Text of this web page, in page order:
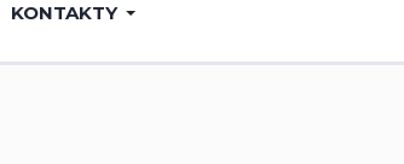
KONTAKTY